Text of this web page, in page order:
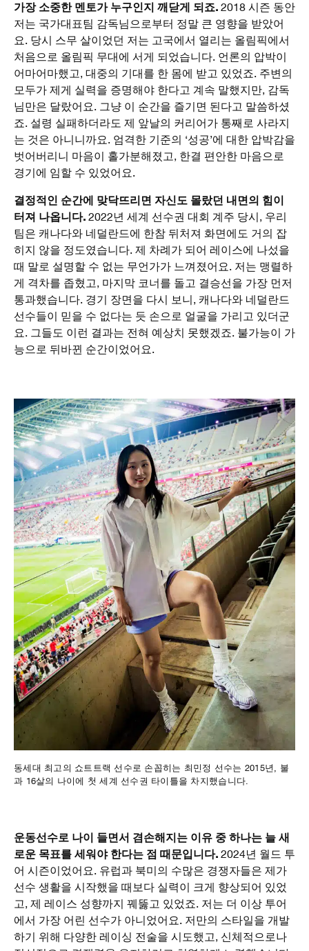
가장 소중한 멘토가 누구인지 깨닫게 되죠. 2018 시즌 동안
저는 국가대표팀 감독님으로부터 정말 큰 영향을 받았어
요. 당시 스무 살이었던 저는 고국에서 열리는 올림픽에서
처음으로 올림픽 무대에 서게 되었습니다. 언론의 압박이
어마어마했고, 대중의 기대를 한 몸에 받고 있었죠. 주변의
모두가 제게 실력을 증명해야 한다고 계속 말했지만, 감독
님만은 달랐어요. 그냥 이 순간을 즐기면 된다고 말씀하셨
죠. 설령 실패하더라도 제 앞날의 커리어가 통째로 사라지
는 것은 아니니까요. 엄격한 기준의 ‘성공’에 대한 압박감을
벗어버리니 마음이 홀가분해졌고, 한결 편안한 마음으로
경기에 임할 수 있었어요.
결정적인 순간에 맞닥뜨리면 자신도 몰랐던 내면의 힘이
터져 나옵니다. 2022년 세계 선수권 대회 계주 당시, 우리
팀은 캐나다와 네덜란드에 한참 뒤처져 화면에도 거의 잡
히지 않을 정도였습니다. 제 차례가 되어 레이스에 나섰을
때 말로 설명할 수 없는 무언가가 느껴졌어요. 저는 맹렬하
게 격차를 좁혔고, 마지막 코너를 돌고 결승선을 가장 먼저
통과했습니다. 경기 장면을 다시 보니, 캐나다와 네덜란드
선수들이 믿을 수 없다는 듯 손으로 얼굴을 가리고 있더군
요. 그들도 이런 결과는 전혀 예상치 못했겠죠. 불가능이 가
능으로 뒤바뀐 순간이었어요.
동세대 최고의 쇼트트랙 선수로 손꼽히는 최민정 선수는 2015년, 불
과 16살의 나이에 첫 세계 선수권 타이틀을 차지했습니다.
운동선수로 나이 들면서 겸손해지는 이유 중 하나는 늘 새
로운 목표를 세워야 한다는 점 때문입니다. 2024년 월드 투
어 시즌이었어요. 유럽과 북미의 수많은 경쟁자들은 제가
선수 생활을 시작했을 때보다 실력이 크게 향상되어 있었
고, 제 레이스 성향까지 꿰뚫고 있었죠. 저는 더 이상 투어
에서 가장 어린 선수가 아니었어요. 저만의 스타일을 개발
하기 위해 다양한 레이싱 전술을 시도했고, 신체적으로나